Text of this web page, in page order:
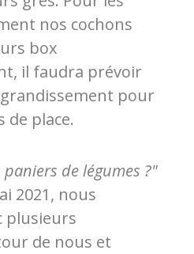
nos cochons
box
il faudra prévoir
pour
de place.
paniers de légumes ?"
2021, nous
plusieurs
de nous et